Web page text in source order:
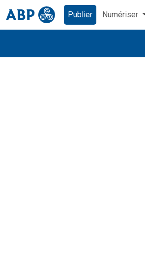
Publier Numériser